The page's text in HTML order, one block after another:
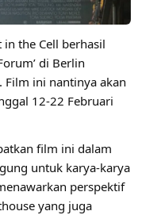
in the Cell berhasil
di Berlin
Film ini nantinya akan
12-22 Februari
film ini dalam
untuk karya-karya
perspektif
yang juga